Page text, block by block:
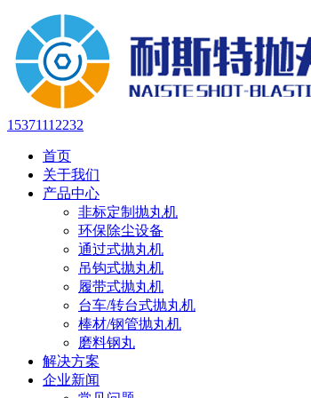
15371112232
首页
关于我们
产品中心
非标定制抛丸机
环保除尘设备
通过式抛丸机
吊钩式抛丸机
履带式抛丸机
台车/转台式抛丸机
棒材/钢管抛丸机
磨料钢丸
解决方案
企业新闻